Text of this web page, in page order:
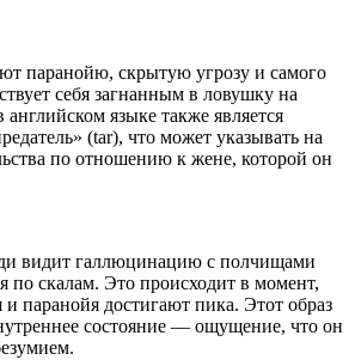
паранойю, скрытую угрозу и самого
себя загнанным в ловушку на
языке также является
(tar), что может указывать на
по отношению к жене, которой он
видит галлюцинацию с полчищами
по скалам. Это происходит в момент,
и паранойя достигают пика. Этот образ
состояние — ощущение, что он